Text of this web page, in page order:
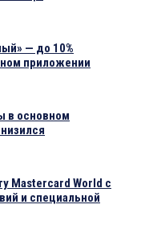
— до 10%
приложении
в основном
Mastercard World с
и специальной